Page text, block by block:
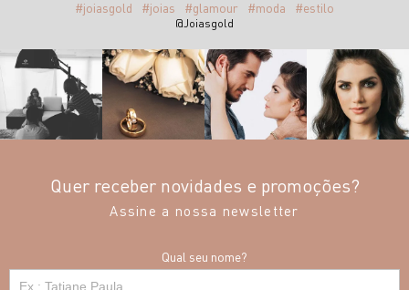
#joiasgold #joias #glamour #moda #estilo
@Joiasgold
Quer receber novidades e promoções?
Assine a nossa newsletter
Qual seu nome?